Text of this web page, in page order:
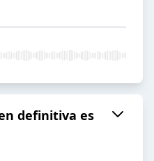
en definitiva es